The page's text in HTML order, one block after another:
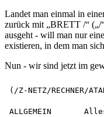
Landet man einmal in
zurück mit „BRETT /“ („/
ausgeht - will man nur
existieren, in dem man
Nun - wir sind jetzt im
(/Z-NETZ/RECHNER/
ALLGEMEIN